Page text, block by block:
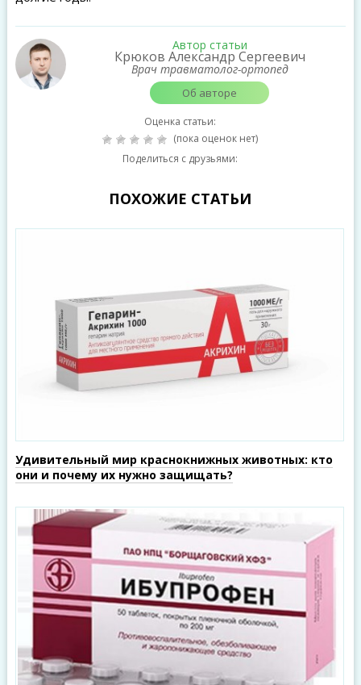
Автор статьи
Крюков Александр Сергеевич
Врач травматолог-ортопед
Об авторе
Оценка статьи:
(пока оценок нет)
Поделиться с друзьями:
ПОХОЖИЕ СТАТЬИ
Удивительный мир краснокнижных животных: кто
они и почему их нужно защищать?